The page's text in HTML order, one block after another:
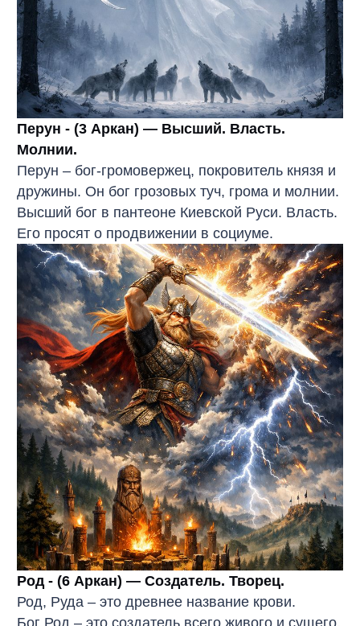
Перун - (3 Аркан) — Высший. Власть.
Молнии.
Перун – бог-громовержец, покровитель князя и
дружины. Он бог грозовых туч, грома и молнии.
Высший бог в пантеоне Киевской Руси. Власть.
Его просят о продвижении в социуме.
Род - (6 Аркан) — Создатель. Творец.
Род, Руда – это древнее название крови.
Бог Род – это создатель всего живого и сущего.